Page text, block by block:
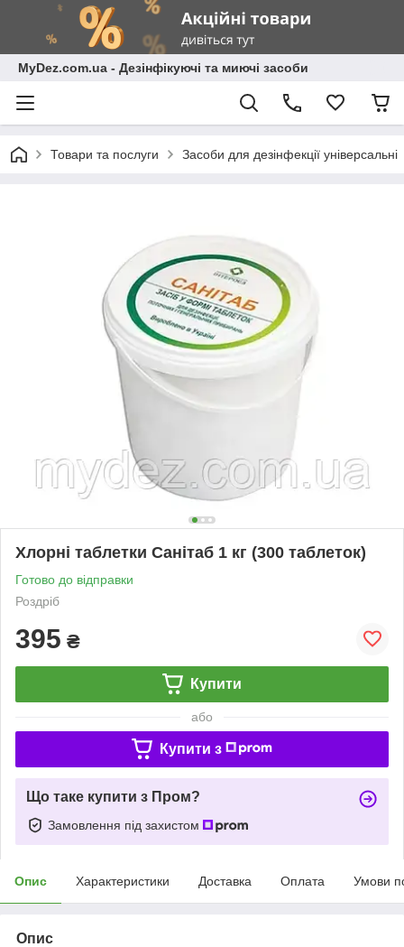
MyDez.com.ua - Дезінфікуючі та миючі засоби
Товари та послуги Засоби для дезінфекції універсальні
Хлорні таблетки Санітаб 1 кг (300 таблеток)
Готово до відправки
Роздріб
395 ₴
Купити
або
Купити з
Що таке купити з Пром?
Замовлення під захистом
Опис Характеристики Доставка Оплата Умови
Опис